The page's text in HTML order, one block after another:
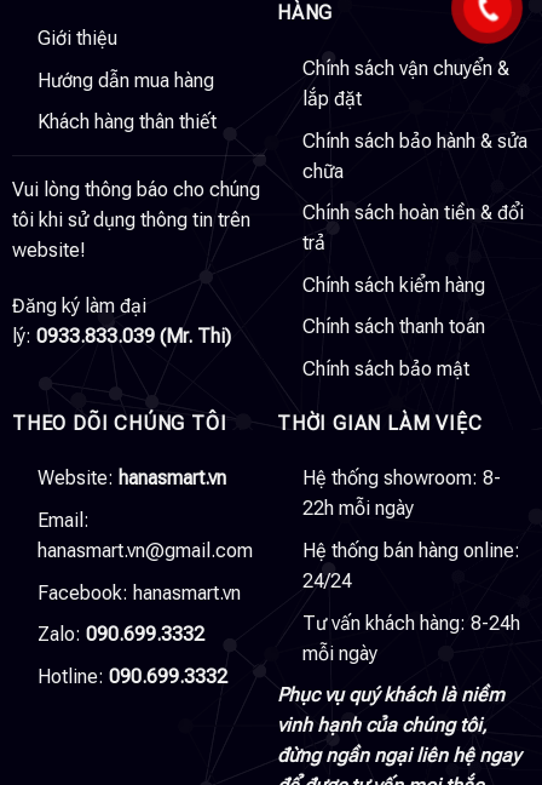
Giới thiệu
Hướng dẫn mua hàng
Khách hàng thân thiết
Vui lòng thông báo cho chúng
tôi khi sử dụng thông tin trên
website!
Đăng ký làm đại
lý: 0933.833.039 (Mr. Thi)
HÀNG
Chính sách vận chuyển &
lắp đặt
Chính sách bảo hành & sửa
chữa
Chính sách hoàn tiền & đổi
trả
Chính sách kiểm hàng
Chính sách thanh toán
Chính sách bảo mật
THEO DÕI CHÚNG TÔI
Website: hanasmart.vn
Email:
hanasmart.vn@gmail.com
Facebook: hanasmart.vn
Zalo: 090.699.3332
Hotline: 090.699.3332
THỜI GIAN LÀM VIỆC
Hệ thống showroom: 8-
22h mỗi ngày
Hệ thống bán hàng online:
24/24
Tư vấn khách hàng: 8-24h
mỗi ngày
Phục vụ quý khách là niềm
vinh hạnh của chúng tôi,
đừng ngần ngại liên hệ ngay